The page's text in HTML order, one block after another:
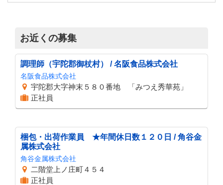
お近くの募集
調理師（宇陀郡御杖村） / 名阪食品株式会社
名阪食品株式会社
宇陀郡大字神末５８０番地 「みつえ秀華苑」
正社員
梱包・出荷作業員 ★年間休日数１２０日 / 角谷金
属株式会社
角谷金属株式会社
二階堂上ノ庄町４５４
正社員